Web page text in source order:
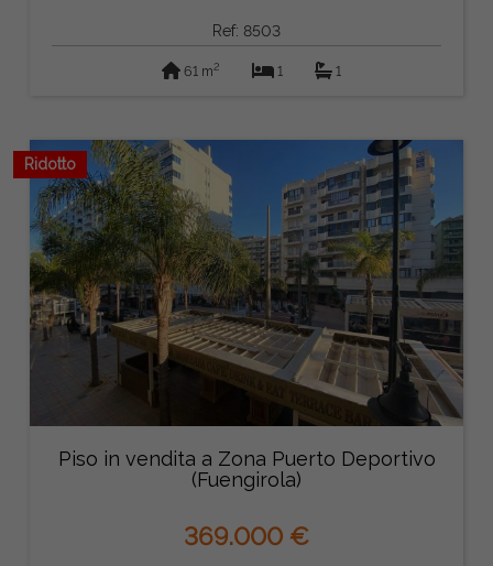
Ref: 8503
61 m2 1 1
Ridotto
Piso in vendita a Zona Puerto Deportivo
(Fuengirola)
369.000 €